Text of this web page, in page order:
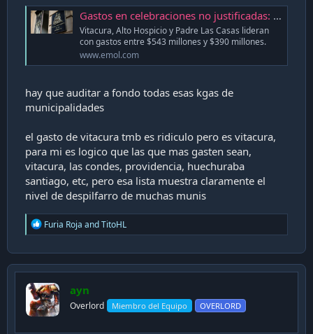
Gastos en celebraciones no justificadas: Contraloría revela el listado completo de municipios y montos asociados
Vitacura, Alto Hospicio y Padre Las Casas lideran
con gastos entre $543 millones y $390 millones.
www.emol.com
hay que auditar a fondo todas esas kgas de
municipalidades
el gasto de vitacura tmb es ridiculo pero es vitacura,
para mi es logico que las que mas gasten sean,
vitacura, las condes, providencia, huechuraba
santiago, etc, pero esa lista muestra claramente el
nivel de despilfarro de muchas munis
R
e
c
t
o
n
s
Furia Roja andTitoHL
ayn
Overlord Miembro del Equipo OVERLORD